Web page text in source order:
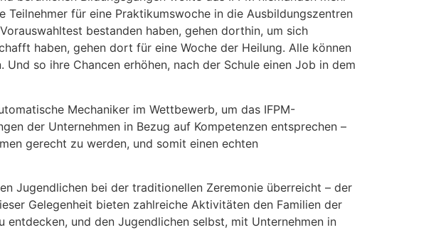
Teilnehmer für eine Praktikumswoche in die Ausbildungszentren
bestanden haben, gehen dorthin, um sich
haben, gehen dort für eine Woche der Heilung. Alle können
so ihre Chancen erhöhen, nach der Schule einen Job in dem
Mechaniker im Wettbewerb, um das IFPM-
der Unternehmen in Bezug auf Kompetenzen entsprechen –
gerecht zu werden, und somit einen echten
Jugendlichen bei der traditionellen Zeremonie überreicht – der
Gelegenheit bieten zahlreiche Aktivitäten den Familien der
und den Jugendlichen selbst, mit Unternehmen in